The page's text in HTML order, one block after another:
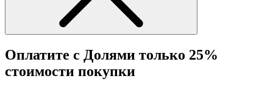
Оплатите с Долями только 25%
стоимости покупки